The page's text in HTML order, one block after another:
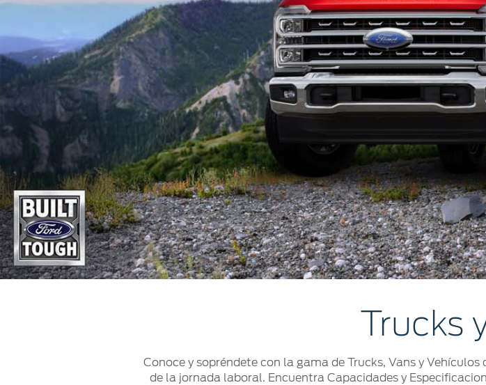
Trucks
Conoce y sopréndete con la gama de Trucks, Vans y
de la jornada laboral. Encuentra Capacidades y